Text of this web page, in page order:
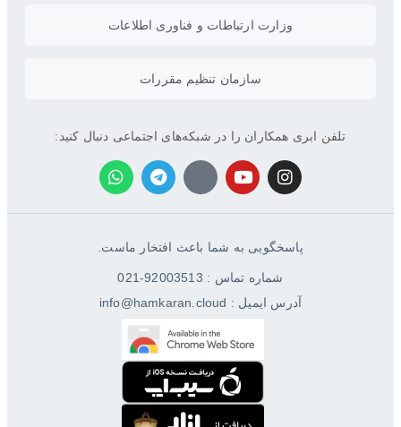
وزارت ارتباطات و فناوری اطلاعات
سازمان تنظیم مقررات
تلفن ابری همکاران را در شبکه‌های اجتماعی دنبال کنید:
پاسخگویی به شما باعث افتخار ماست.
شماره تماس : 92003513-021
آدرس ایمیل : info@hamkaran.cloud